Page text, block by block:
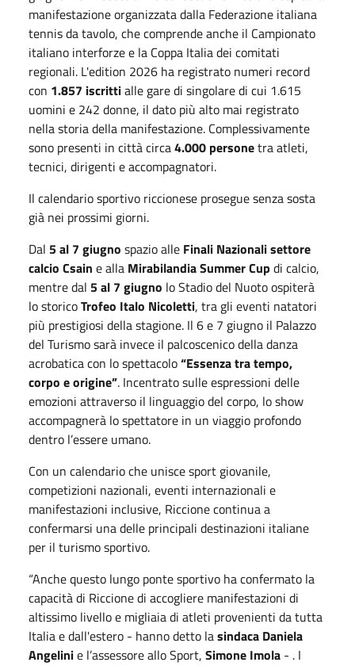
manifestazione organizzata dalla Federazione italiana
tennis da tavolo, che comprende anche il Campionato
italiano interforze e la Coppa Italia dei comitati
regionali. L'edition 2026 ha registrato numeri record
con 1.857 iscrittialle gare di singolare di cui 1.615
uomini e 242 donne, il dato più alto mai registrato
nella storia della manifestazione. Complessivamente
sono presenti in città circa4.000 personetra atleti,
tecnici, dirigenti e accompagnatori.
Il calendario sportivo riccionese prosegue senza sosta
già nei prossimi giorni.
Dal 5 al 7 giugno spazio alle Finali Nazionali settore
calcio Csain e alla Mirabilandia Summer Cup di calcio,
mentre dal 5 al 7 giugno lo Stadio del Nuoto ospiterà
lo storicoTrofeo Italo Nicoletti, tra gli eventi natatori
più prestigiosi della stagione. Il 6 e 7 giugno il Palazzo
del Turismo sarà invece il palcoscenico della danza
acrobatica con lo spettacolo“Essenza tra tempo,
corpo e origine”. Incentrato sulle espressioni delle
emozioni attraverso il linguaggio del corpo, lo show
accompagnerà lo spettatore in un viaggio profondo
dentro l’essere umano.
Con un calendario che unisce sport giovanile,
competizioni nazionali, eventi internazionali e
manifestazioni inclusive, Riccione continua a
confermarsi una delle principali destinazioni italiane
per il turismo sportivo.
“Anche questo lungo ponte sportivo ha confermato la
capacità di Riccione di accogliere manifestazioni di
altissimo livello e migliaia di atleti provenienti da tutta
Italia e dall'estero - hanno detto lasindaca Daniela
Angelinie l’assessore allo Sport, Simone Imola - . I